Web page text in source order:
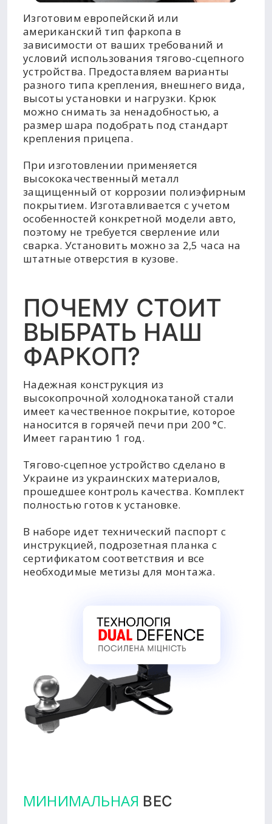
Изготовим европейский или
американский тип фаркопа в
зависимости от ваших требований и
условий использования тягово-сцепного
устройства. Предоставляем варианты
разного типа крепления, внешнего вида,
высоты установки и нагрузки. Крюк
можно снимать за ненадобностью, а
размер шара подобрать под стандарт
крепления прицепа.
При изготовлении применяется
высококачественный металл
защищенный от коррозии полиэфирным
покрытием. Изготавливается с учетом
особенностей конкретной модели авто,
поэтому не требуется сверление или
сварка. Установить можно за 2,5 часа на
штатные отверстия в кузове.
ПОЧЕМУ СТОИТ
ВЫБРАТЬ НАШ
ФАРКОП?
Надежная конструкция из
высокопрочной холоднокатаной стали
имеет качественное покрытие, которое
наносится в горячей печи при 200 °C.
Имеет гарантию 1 год.
Тягово-сцепное устройство сделано в
Украине из украинских материалов,
прошедшее контроль качества. Комплект
полностью готов к установке.
В наборе идет технический паспорт с
инструкцией, подрозетная планка с
сертификатом соответствия и все
необходимые метизы для монтажа.
МИНИМАЛЬНАЯ ВЕС